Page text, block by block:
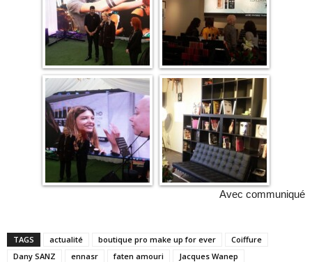
Avec communiqué
TAGS actualité boutique pro make up for ever
Coiffure
Dany SANZ
ennasr faten amouri Jacques Wanep